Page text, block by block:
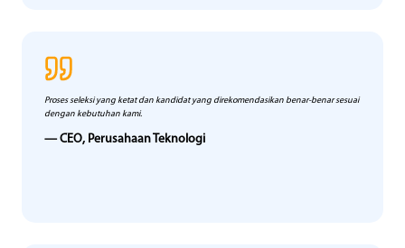
Proses seleksi yang ketat dan kandidat yang direkomendasikan benar-benar sesuai
dengan kebutuhan kami.
— CEO, Perusahaan Teknologi